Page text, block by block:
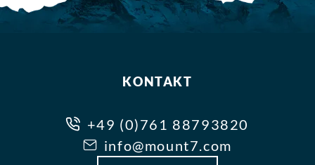
KONTAKT
+49 (0)761 88793820
info@mount7.com